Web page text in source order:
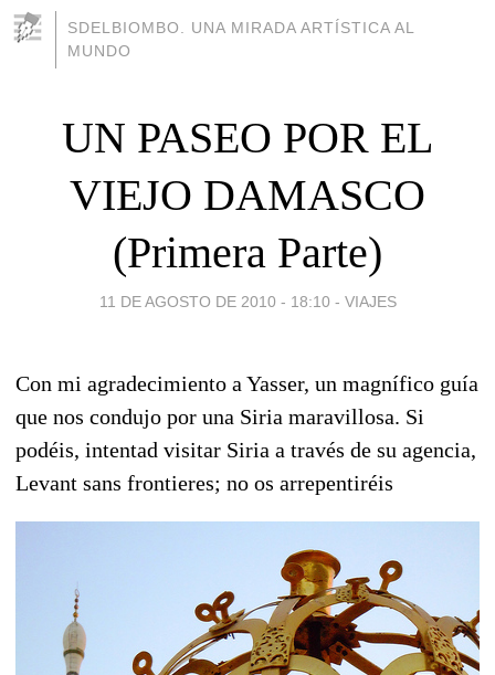
SDELBIOMBO. UNA MIRADA ARTÍSTICA AL
MUNDO
UN PASEO POR EL
VIEJO DAMASCO
(Primera Parte)
11 DE AGOSTO DE 2010 - 18:10 - VIAJES
Con mi agradecimiento a Yasser, un magnífico guía
que nos condujo por una Siria maravillosa. Si
podéis, intentad visitar Siria a través de su agencia,
Levant sans frontieres; no os arrepentiréis